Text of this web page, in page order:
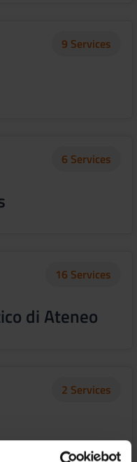
9 Services
6 Services
di Ateneo
16 Services
2 Services